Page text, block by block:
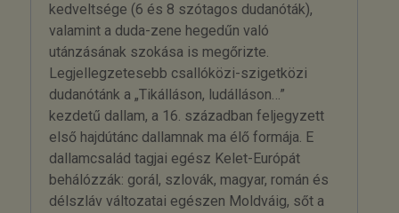
kedveltsége (6 és 8 szótagos dudanóták),
valamint a duda-zene hegedűn való
utánzásának szokása is megőrizte.
Legjellegzetesebb csallóközi-szigetközi
dudanótánk a „Tikálláson, ludálláson…”
kezdetű dallam, a 16. században feljegyzett
első hajdútánc dallamnak ma élő formája. E
dallamcsalád tagjai egész Kelet-Európát
behálózzák: gorál, szlovák, magyar, román és
délszláv változatai egészen Moldváig, sőt a